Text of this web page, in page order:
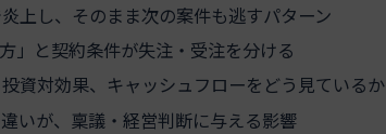
上し、そのまま次の案件も逃すパターン
」と契約条件が失注・受注を分ける
資対効果、キャッシュフローをどう見ているか
いが、稟議・経営判断に与える影響